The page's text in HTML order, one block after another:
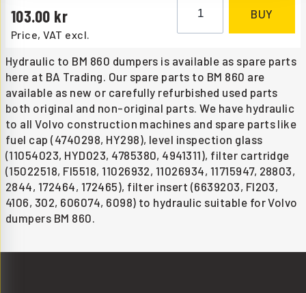
Price, VAT excl.
103.00 BUY
Hydraulic to BM 860 dumpers is available as spare parts
here at BA Trading. Our spare parts to BM 860 are
available as new or carefully refurbished used parts
both original and non-original parts. We have hydraulic
to all Volvo construction machines and spare parts like
fuel cap (4740298, HY298), level inspection glass
(11054023, HYD023, 4785380, 4941311), filter cartridge
(15022518, FI5518, 11026932, 11026934, 11715947, 28803,
2844, 172464, 172465), filter insert (6639203, FI203,
4106, 302, 606074, 6098) to hydraulic suitable for Volvo
dumpers BM 860.